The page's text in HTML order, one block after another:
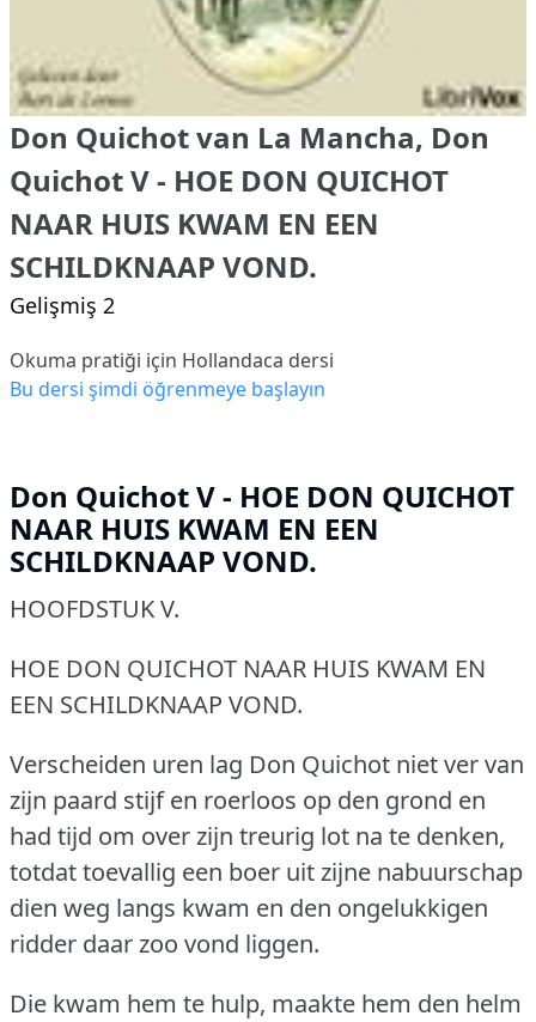
Don Quichot van La Mancha, Don
Quichot V - HOE DON QUICHOT
NAAR HUIS KWAM EN EEN
SCHILDKNAAP VOND.
Gelişmiş 2
Okuma pratiği için Hollandaca dersi
Bu dersi şimdi öğrenmeye başlayın
Don Quichot V - HOE DON QUICHOT
NAAR HUIS KWAM EN EEN
SCHILDKNAAP VOND.
HOOFDSTUK V.
HOE DON QUICHOT NAAR HUIS KWAM EN
EEN SCHILDKNAAP VOND.
Verscheiden uren lag Don Quichot niet ver van
zijn paard stijf en roerloos op den grond en
had tijd om over zijn treurig lot na te denken,
totdat toevallig een boer uit zijne nabuurschap
dien weg langs kwam en den ongelukkigen
ridder daar zoo vond liggen.
Die kwam hem te hulp, maakte hem den helm